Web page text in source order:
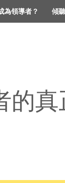
為領導者？ 傾
的